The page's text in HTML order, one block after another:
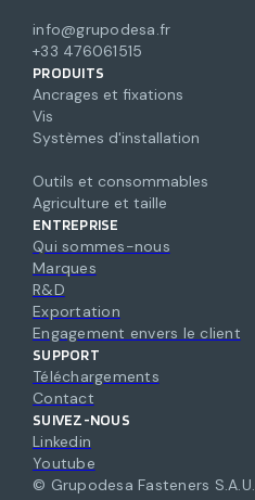
info@grupodesa.fr
+33 476061515
PRODUITS
Ancrages et fixations
Vis
Systèmes d'installation
Outils et consommables
Agriculture et taille
ENTREPRISE
Qui sommes-nous
Marques
R&D
Exportation
Engagement envers le client
SUPPORT
Téléchargements
Contact
SUIVEZ-NOUS
Linkedin
Youtube
© Grupodesa Fasteners S.A.U.